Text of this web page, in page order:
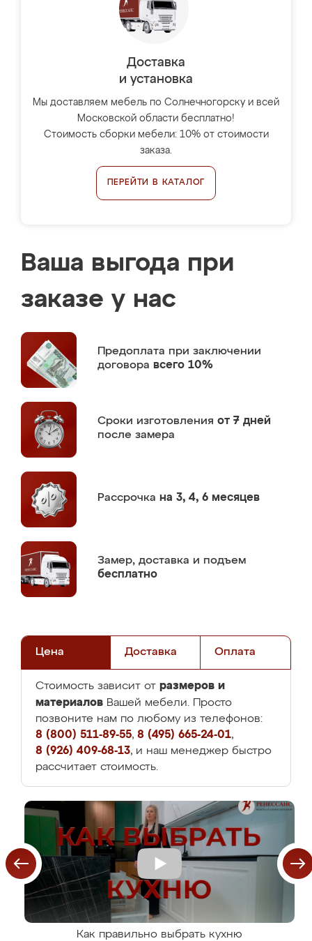
Доставка
и установка
Мы доставляем мебель по Солнечногорску и всей
Московской области бесплатно!
Стоимость сборки мебели: 10% от стоимости
заказа.
ПЕРЕЙТИ В КАТАЛОГ
Ваша выгода при
заказе у нас
Предоплата при заключении
договора всего 10%
Сроки изготовления от 7 дней
после замера
Рассрочка на 3, 4, 6 месяцев
Замер, доставка и подъем
бесплатно
Цена Доставка Оплата
Стоимость зависит от размеров и
материалов Вашей мебели. Просто
позвоните нам по любому из телефонов:
8 (800) 511-89-55, 8 (495) 665-24-01,
8 (926) 409-68-13, и наш менеджер быстро
рассчитает стоимость.
Как правильно выбрать кухню